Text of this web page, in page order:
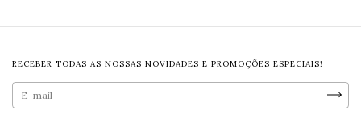
RECEBER TODAS AS NOSSAS NOVIDADES E PROMOÇÕES ESPECIAIS!